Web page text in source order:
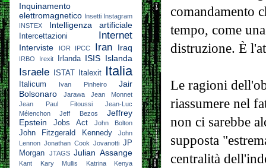
comandamento
tempo, come
distruzione. È
Le ragioni
riassumere nel
non ci sarebbe
supposta
centralità
Inquinamento
elettromagnetico Insetti Instagram
INSTEX
Intelligenza artificiale
Intercettazioni Internet
Interviste IOR IPCC Iran Iraq
IRBO Irexit Irlanda ISIS Islanda
Israele ISTAT Italexit Italia
Italicum Ivan Pinheiro
Jair
Bolsonaro
Jarawa
Jean Monnet
Jean Paul Fitoussi
Jean-Luc
Mélenchon
Jeff Bezos
Jeffrey
Epstein
Jobs Act John Bolton
John Fitzgerald Kennedy
John
Lennon Jonathan Cook Jovanotti JP
Morgan
JTAGS Julian Assange
Kant Kary Mullis Katrina Kenya